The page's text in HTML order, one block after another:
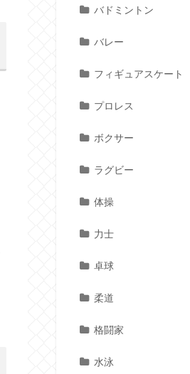
バドミントン
バレー
フィギュアスケート
プロレス
ボクサー
ラグビー
体操
力士
卓球
柔道
格闘家
水泳